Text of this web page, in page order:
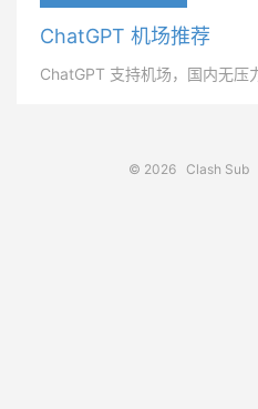
ChatGPT 机场推荐
ChatGPT 支持机场，国内无压
© 2026 Clash Sub